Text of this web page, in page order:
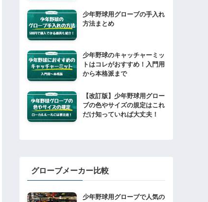
少年野球用グローブの手入れ
方法まとめ
少年野球のキャッチャーミッ
トはコレがおすすめ！入門用
から本格派まで
【改訂版】少年野球用グロー
ブの色やサイズの規定はこれ
だけ知っていれば大丈夫！
グローブメーカー比較
少年野球用グローブで人気の